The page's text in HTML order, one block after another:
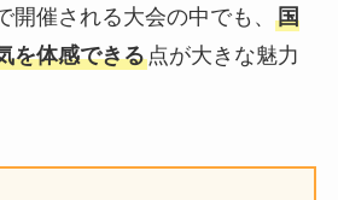
開催される大会の中でも、 国
を体感できる点が大きな魅力